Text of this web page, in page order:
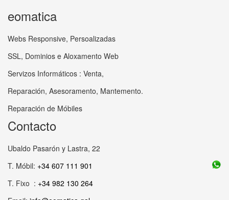
eomatica
Webs Responsive, Persoalizadas
SSL, Dominios e Aloxamento Web
Servizos Informáticos : Venta,
Reparación, Asesoramento, Mantemento.
Reparación de Móbiles
Contacto
Ubaldo Pasarón y Lastra, 22
T. Móbil: +34 607 111 901
T. Fixo : +34 982 130 264